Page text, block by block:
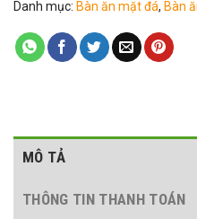
Danh mục: Bàn ăn mặt đá, Bàn
MÔ TẢ
THÔNG TIN THANH TOÁN